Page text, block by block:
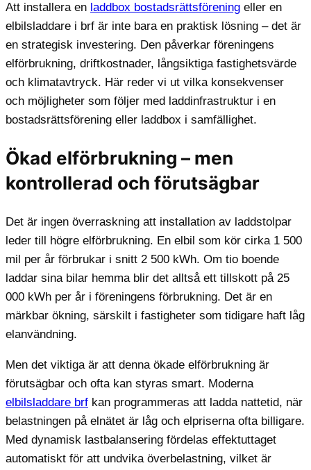
Att installera en laddbox bostadsrättsförening eller en
elbilsladdare i brf är inte bara en praktisk lösning – det är
en strategisk investering. Den påverkar föreningens
elförbrukning, driftkostnader, långsiktiga fastighetsvärde
och klimatavtryck. Här reder vi ut vilka konsekvenser
och möjligheter som följer med laddinfrastruktur i en
bostadsrättsförening eller laddbox i samfällighet.
Ökad elförbrukning – men
kontrollerad och förutsägbar
Det är ingen överraskning att installation av laddstolpar
leder till högre elförbrukning. En elbil som kör cirka 1 500
mil per år förbrukar i snitt 2 500 kWh. Om tio boende
laddar sina bilar hemma blir det alltså ett tillskott på 25
000 kWh per år i föreningens förbrukning. Det är en
märkbar ökning, särskilt i fastigheter som tidigare haft låg
elanvändning.
Men det viktiga är att denna ökade elförbrukning är
förutsägbar och ofta kan styras smart. Moderna
elbilsladdare brf kan programmeras att ladda nattetid, när
belastningen på elnätet är låg och elpriserna ofta billigare.
Med dynamisk lastbalansering fördelas effektuttaget
automatiskt för att undvika överbelastning, vilket är